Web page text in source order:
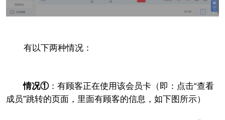
有以下两种情况：
情况①：有顾客正在使用该会员卡（即：点击“查看
成员”跳转的页面，里面有顾客的信息，如下图所示）